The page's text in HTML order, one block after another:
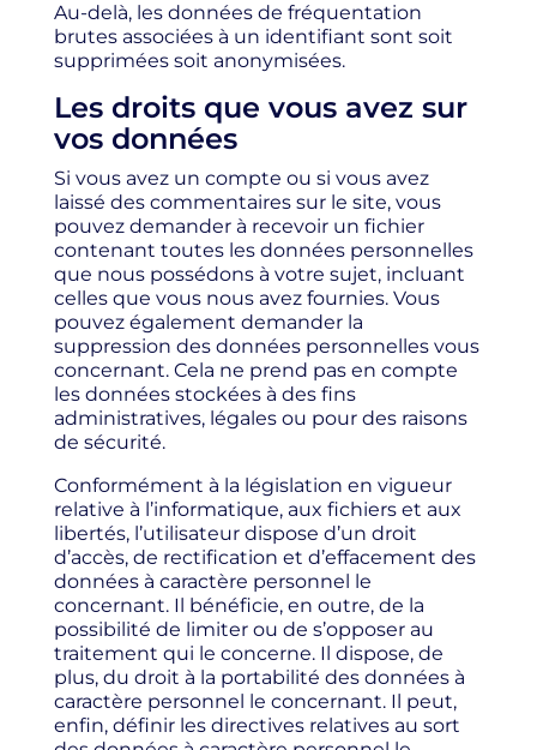
Au-delà, les données de fréquentation
brutes associées à un identifiant sont soit
supprimées soit anonymisées.
Les droits que vous avez sur
vos données
Si vous avez un compte ou si vous avez
laissé des commentaires sur le site, vous
pouvez demander à recevoir un fichier
contenant toutes les données personnelles
que nous possédons à votre sujet, incluant
celles que vous nous avez fournies. Vous
pouvez également demander la
suppression des données personnelles vous
concernant. Cela ne prend pas en compte
les données stockées à des fins
administratives, légales ou pour des raisons
de sécurité.
Conformément à la législation en vigueur
relative à l’informatique, aux fichiers et aux
libertés, l’utilisateur dispose d’un droit
d’accès, de rectification et d’effacement des
données à caractère personnel le
concernant. Il bénéficie, en outre, de la
possibilité de limiter ou de s’opposer au
traitement qui le concerne. Il dispose, de
plus, du droit à la portabilité des données à
caractère personnel le concernant. Il peut,
enfin, définir les directives relatives au sort